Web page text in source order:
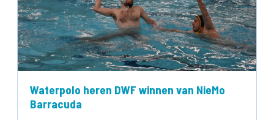
Waterpolo heren DWF winnen van NieMo
Barracuda